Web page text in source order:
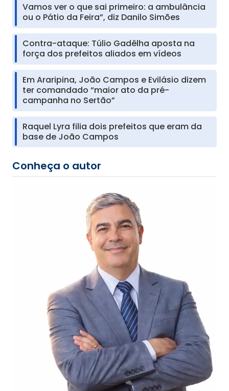
Vamos ver o que sai primeiro: a ambulância
ou o Pátio da Feira”, diz Danilo Simões
Contra-ataque: Túlio Gadêlha aposta na
força dos prefeitos aliados em vídeos
Em Araripina, João Campos e Evilásio dizem
ter comandado “maior ato da pré-
campanha no Sertão”
Raquel Lyra filia dois prefeitos que eram da
base de João Campos
Conheça o autor